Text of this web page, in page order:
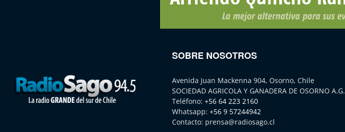
SOBRE NOSOTROS
Avenida Juan Mackenna 904, Osorno, Chile
SOCIEDAD AGRICOLA Y GANADERA DE OSORNO A.G.
Teléfono: +56 64 223 2160
Whatsapp: +56 9 57244942
Contacto: prensa@radiosago.cl